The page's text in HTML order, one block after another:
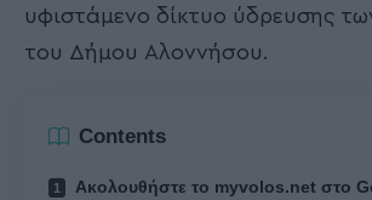
υφιστάμενο δίκτυο ύδρευσης
του Δήμου Αλοννήσου.
Contents
Ακολουθήστε το myvolos.net στο